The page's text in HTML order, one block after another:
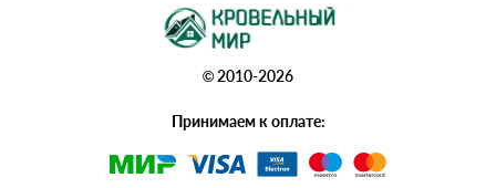
© 2010-2026
Принимаем к оплате: